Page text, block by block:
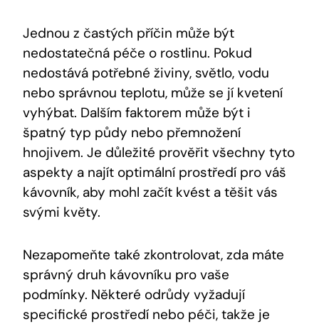
Jednou z častých příčin může být
nedostatečná péče o rostlinu. Pokud
nedostává potřebné živiny, světlo, vodu
nebo správnou teplotu, může se jí kvetení
vyhýbat. Dalším faktorem může být i
špatný typ půdy nebo přemnožení
hnojivem. Je důležité prověřit všechny tyto
aspekty a najít optimální prostředí pro váš
kávovník, aby mohl začít kvést a těšit vás
svými květy.
Nezapomeňte také zkontrolovat, zda máte
správný druh kávovníku pro vaše
podmínky. Některé odrůdy vyžadují
specifické prostředí nebo péči, takže je